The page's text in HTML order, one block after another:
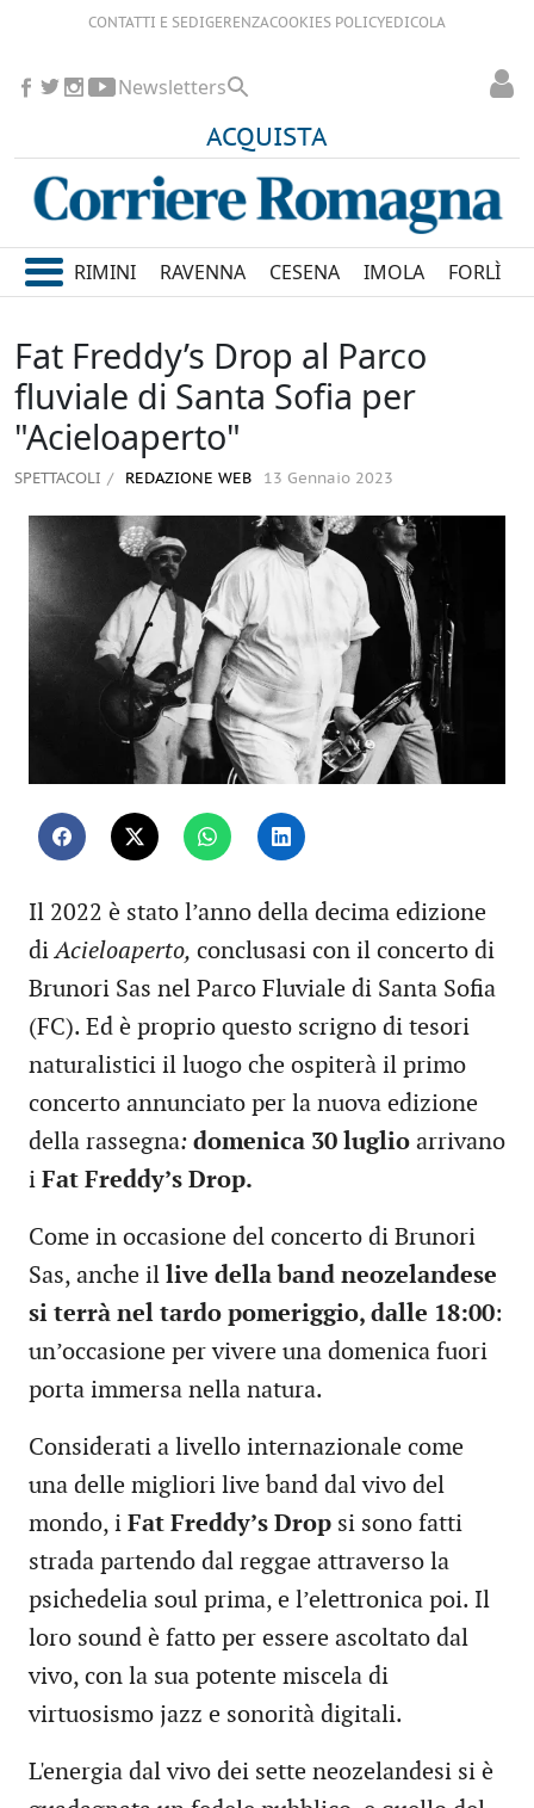
CONTATTI E SEDIGERENZACOOKIES POLICYEDICOLA
ACQUISTA
Newsletters
RIMINI RAVENNA CESENA IMOLA FORLÌ
Fat Freddy’s Drop al Parco
fluviale di Santa Sofia per
"Acieloaperto"
SPETTACOLI REDAZIONE WEB 13 Gennaio 2023
Il 2022 è stato l’anno della decima edizione
diAcieloaperto, conclusasi con il concerto di
Brunori Sas nel Parco Fluviale di Santa Sofia
(FC). Ed è proprio questo scrigno di tesori
naturalistici il luogo che ospiterà il primo
concerto annunciato per la nuova edizione
della rassegna: domenica 30 luglio arrivano
i Fat Freddy’s Drop.
Come in occasione del concerto di Brunori
Sas, anche il live della band neozelandese
si terrà nel tardo pomeriggio, dalle 18:00:
un’occasione per vivere una domenica fuori
porta immersa nella natura.
Considerati a livello internazionale come
una delle migliori live band dal vivo del
mondo, i Fat Freddy’s Drop si sono fatti
strada partendo dal reggae attraverso la
psichedelia soul prima, e l’elettronica poi. Il
loro sound è fatto per essere ascoltato dal
vivo, con la sua potente miscela di
virtuosismo jazz e sonorità digitali.
L'energia dal vivo dei sette neozelandesi si è